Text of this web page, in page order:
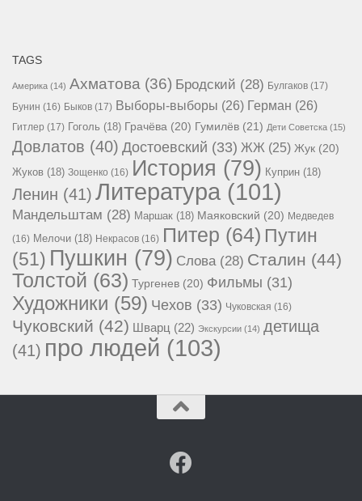
TAGS
Америка (14) Ахматова (36) Бродский (28) Булгаков (17)
Бунин (16) Быков (17) Выборы-выборы (26) Герман (26)
Гитлер (17) Гоголь (18) Грачёва (20) Гумилёв (21) Дети Советска (15)
Довлатов (40) Достоевский (33) ЖЖ (25) Жук (20)
Жуков (18) Зощенко (16) История (79) Куприн (18)
Ленин (41) Литература (101)
Мандельштам (28) Маршак (18) Маяковский (20) Медведев
(16) Мелочи (18) Некрасов (16) Питер (64) Путин
(51) Пушкин (79) Слова(28) Сталин (44)
Толстой (63) Тургенев (20) Фильмы (31)
Художники (59) Чехов (33) Чуковская (16)
Чуковский (42) Шварц (22) Экскурсии (14) детища
(41) про людей (103)